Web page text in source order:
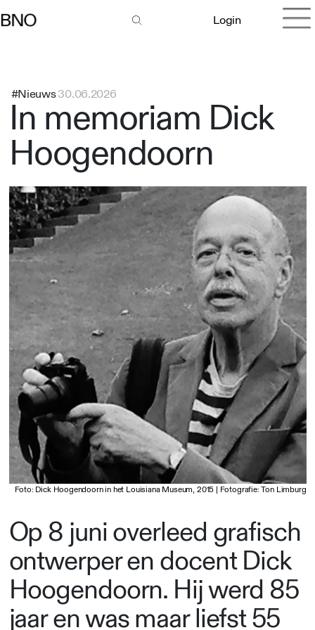
Login
#Nieuws30.06.2026
In memoriam Dick
Hoogendoorn
Foto: Dick Hoogendoorn in het Louisiana Museum, 2015 | Fotografie: Ton Limburg
Op 8 juni overleed grafisch
ontwerper en docent Dick
Hoogendoorn. Hij werd 85
jaar en was maar liefst 55